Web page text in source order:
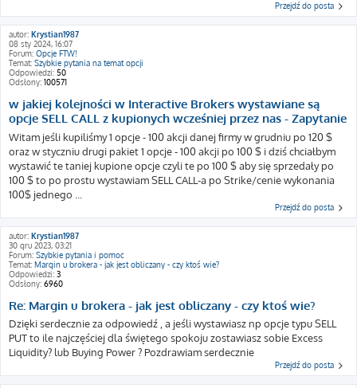
Przejdź do posta
autor: Krystian1987
08 sty 2024, 16:07
Forum: Opcje FTW!
Temat: Szybkie pytania na temat opcji
Odpowiedzi: 50
Odsłony: 100571
w jakiej kolejności w Interactive Brokers wystawiane są
opcje SELL CALL z kupionych wcześniej przez nas - Zapytanie
Witam jeśli kupiliśmy 1 opcje - 100 akcji danej firmy w grudniu po 120 $
oraz w styczniu drugi pakiet 1 opcje - 100 akcji po 100 $ i dziś chciałbym
wystawić te taniej kupione opcje czyli te po 100 $ aby się sprzedały po
100 $ to po prostu wystawiam SELL CALL-a po Strike/cenie wykonania
100$ jednego ...
Przejdź do posta
autor: Krystian1987
30 gru 2023, 03:21
Forum: Szybkie pytania i pomoc
Temat: Margin u brokera - jak jest obliczany - czy ktoś wie?
Odpowiedzi: 3
Odsłony: 6960
Re: Margin u brokera - jak jest obliczany - czy ktoś wie?
Dzięki serdecznie za odpowiedź , a jeśli wystawiasz np opcje typu SELL
PUT to ile najczęściej dla świętego spokoju zostawiasz sobie Excess
Liquidity? lub Buying Power ? Pozdrawiam serdecznie
Przejdź do posta